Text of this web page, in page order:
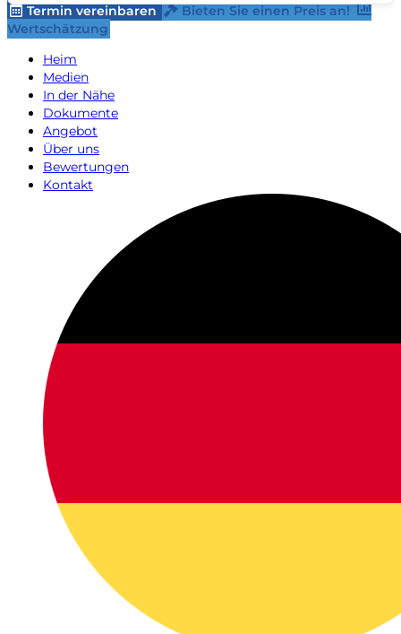
Termin vereinbaren
Bieten Sie einen Preis an!
Wertschätzung
Heim
Medien
In der Nähe
Dokumente
Angebot
Über uns
Bewertungen
Kontakt